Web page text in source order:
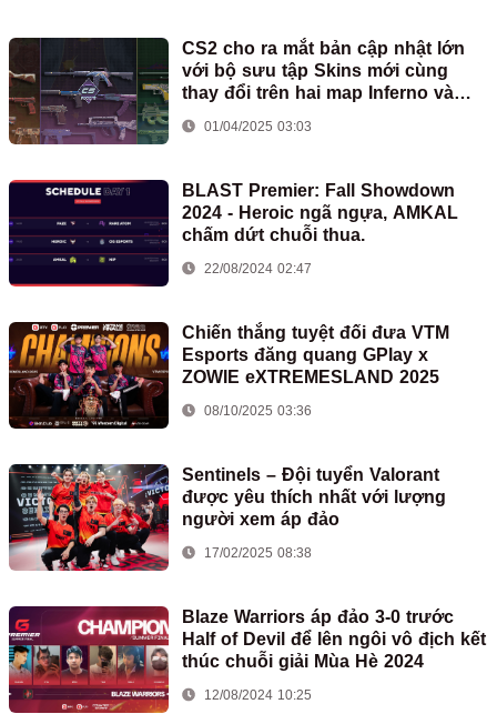
CS2 cho ra mắt bản cập nhật lớn
với bộ sưu tập Skins mới cùng
thay đổi trên hai map Inferno và
Train
01/04/2025 03:03
BLAST Premier: Fall Showdown
2024 - Heroic ngã ngựa, AMKAL
chấm dứt chuỗi thua.
22/08/2024 02:47
Chiến thắng tuyệt đối đưa VTM
Esports đăng quang GPlay x
ZOWIE eXTREMESLAND 2025
08/10/2025 03:36
Sentinels – Đội tuyển Valorant
được yêu thích nhất với lượng
người xem áp đảo
17/02/2025 08:38
Blaze Warriors áp đảo 3-0 trước
Half of Devil để lên ngôi vô địch kết
thúc chuỗi giải Mùa Hè 2024
12/08/2024 10:25